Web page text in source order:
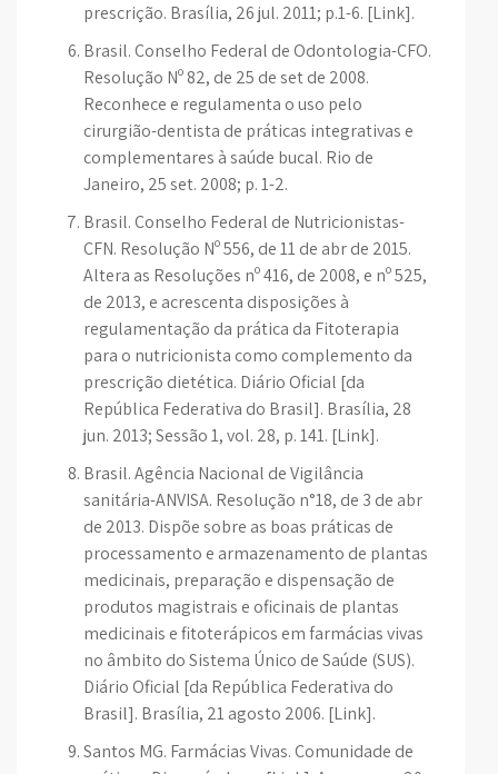
prescrição. Brasília, 26 jul. 2011; p.1-6. [Link].
Brasil. Conselho Federal de Odontologia-CFO.
Resolução Nº 82, de 25 de set de 2008.
Reconhece e regulamenta o uso pelo
cirurgião-dentista de práticas integrativas e
complementares à saúde bucal. Rio de
Janeiro, 25 set. 2008; p. 1-2.
Brasil. Conselho Federal de Nutricionistas-
CFN. Resolução Nº 556, de 11 de abr de 2015.
Altera as Resoluções nº 416, de 2008, e nº 525,
de 2013, e acrescenta disposições à
regulamentação da prática da Fitoterapia
para o nutricionista como complemento da
prescrição dietética. Diário Oficial [da
República Federativa do Brasil]. Brasília, 28
jun. 2013; Sessão 1, vol. 28, p. 141. [Link].
Brasil. Agência Nacional de Vigilância
sanitária-ANVISA. Resolução n°18, de 3 de abr
de 2013. Dispõe sobre as boas práticas de
processamento e armazenamento de plantas
medicinais, preparação e dispensação de
produtos magistrais e oficinais de plantas
medicinais e fitoterápicos em farmácias vivas
no âmbito do Sistema Único de Saúde (SUS).
Diário Oficial [da República Federativa do
Brasil]. Brasília, 21 agosto 2006. [Link].
Santos MG. Farmácias Vivas. Comunidade de